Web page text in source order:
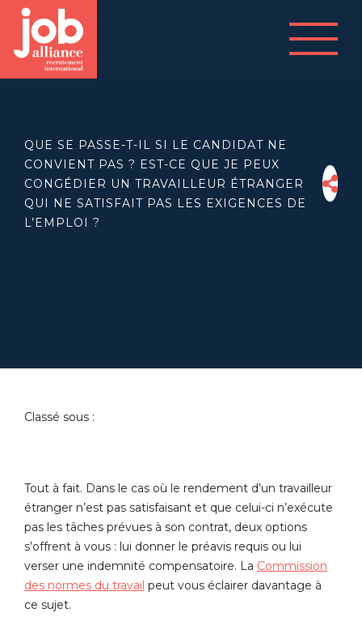
QUE SE PASSE-T-IL SI LE CANDIDAT NE
CONVIENT PAS ? EST-CE QUE JE PEUX
CONGÉDIER UN TRAVAILLEUR ÉTRANGER
QUI NE SATISFAIT PAS LES EXIGENCES DE
L’EMPLOI ?
Classé sous :
Tout à fait. Dans le cas où le rendement d’un travailleur
étranger n’est pas satisfaisant et que celui-ci n’exécute
pas les tâches prévues à son contrat, deux options
s’offrent à vous : lui donner le préavis requis ou lui
verser une indemnité compensatoire. La Commission
des normes du travail peut vous éclairer davantage à
ce sujet.